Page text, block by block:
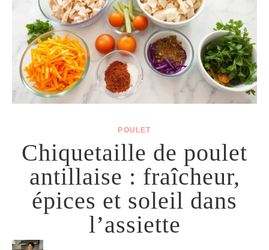
POULET
Chiquetaille de poulet
antillaise : fraîcheur,
épices et soleil dans
l’assiette